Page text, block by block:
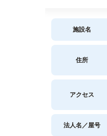
施設名
住所
アクセス
法人名／屋号